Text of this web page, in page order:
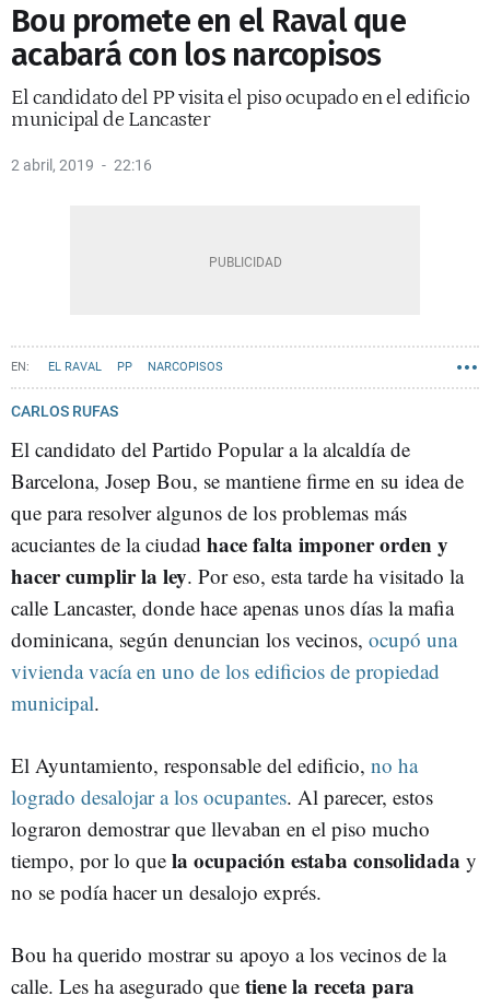
Bou promete en el Raval que
acabará con los narcopisos
El candidato del PP visita el piso ocupado en el edificio
municipal de Lancaster
2 abril, 2019 22:16
EL RAVAL PP NARCOPISOS
CARLOS RUFAS
El candidato del Partido Popular a la alcaldía de
Barcelona, Josep Bou, se mantiene firme en su idea de
que para resolver algunos de los problemas más
acuciantes de la ciudad hace falta imponer orden y
hacer cumplir la ley. Por eso, esta tarde ha visitado la
calle Lancaster, donde hace apenas unos días la mafia
dominicana, según denuncian los vecinos, ocupó una
vivienda vacía en uno de los edificios de propiedad
municipal.
El Ayuntamiento, responsable del edificio, no ha
logrado desalojar a los ocupantes. Al parecer, estos
lograron demostrar que llevaban en el piso mucho
tiempo, por lo que la ocupación estaba consolidada y
no se podía hacer un desalojo exprés.
Bou ha querido mostrar su apoyo a los vecinos de la
calle. Les ha asegurado que tiene la receta para